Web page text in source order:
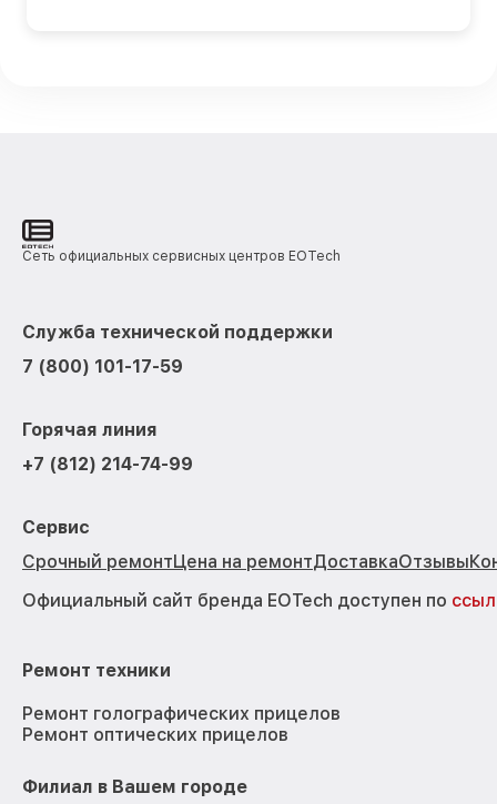
Сеть официальных сервисных центров EOTech
Служба технической поддержки
7 (800) 101-17-59
Горячая линия
+7 (812) 214-74-99
Сервис
Срочный ремонтЦена на ремонтДоставкаОтзывы
Официальный сайт бренда EOTech доступен по
Ремонт техники
Ремонт голографических прицелов
Ремонт оптических прицелов
Филиал в Вашем городе